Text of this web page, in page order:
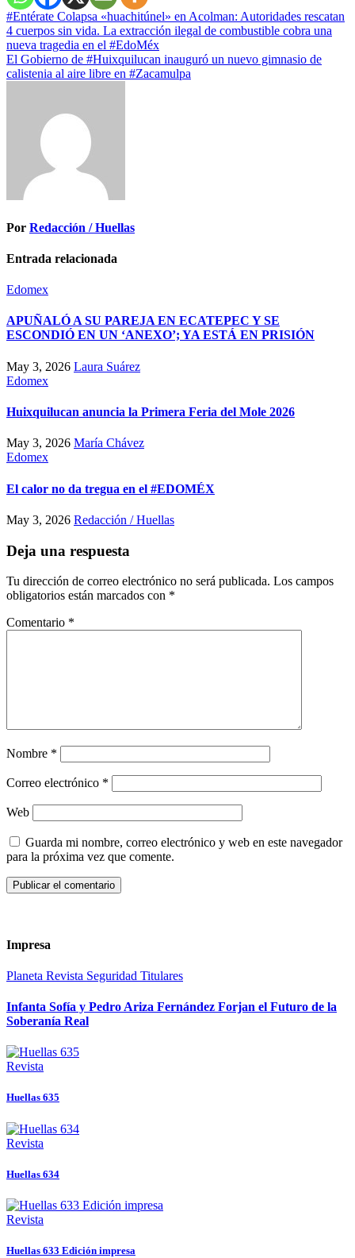
Navegación
de
entradas
#Entérate Colapsa «huachitúnel» en Acolman: Autoridades rescatan
4 cuerpos sin vida. La extracción ilegal de combustible cobra una
nueva tragedia en el #EdoMéx
El Gobierno de #Huixquilucan inauguró un nuevo gimnasio de
calistenia al aire libre en #Zacamulpa
Por Redacción / Huellas
Entrada relacionada
Edomex
APUÑALÓ A SU PAREJA EN ECATEPEC Y SE
ESCONDIÓ EN UN ‘ANEXO’; YA ESTÁ EN PRISIÓN
May 3, 2026 Laura Suárez
Edomex
Huixquilucan anuncia la Primera Feria del Mole 2026
May 3, 2026 María Chávez
Edomex
El calor no da tregua en el #EDOMÉX
May 3, 2026 Redacción / Huellas
Deja una respuesta
Tu dirección de correo electrónico no será publicada. Los campos
obligatorios están marcados con *
Comentario *
Nombre *
Correo electrónico *
Web
Guarda mi nombre, correo electrónico y web en este navegador
para la próxima vez que comente.
Impresa
Planeta Revista Seguridad Titulares
Infanta Sofía y Pedro Ariza Fernández Forjan el Futuro de la
Soberanía Real
Revista
Huellas 635
Revista
Huellas 634
Revista
Huellas 633 Edición impresa